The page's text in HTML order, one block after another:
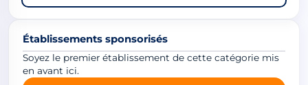
Établissements sponsorisés
Soyez le premier établissement de cette catégorie mis
en avant ici.